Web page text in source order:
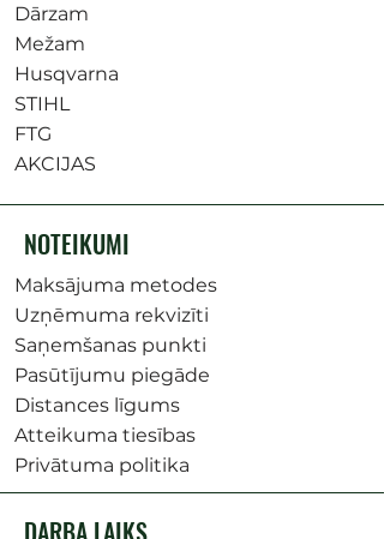
Dārzam
Mežam
Husqvarna
STIHL
FTG
AKCIJAS
NOTEIKUMI
Maksājuma metodes
Uzņēmuma rekvizīti
Saņemšanas punkti
Pasūtījumu piegāde
Distances līgums
Atteikuma tiesības
Privātuma politika
DARBA LAIKS